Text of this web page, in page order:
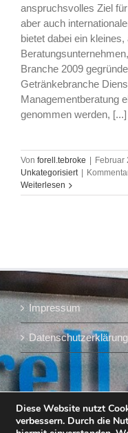
anspruchsvolles Ziel
aber auch
bietet dabei ein
Branche 2009
Getränkebranche
Managementberatung
genommen werden, [...]
Von forell.tebroke Februar
Unkategorisiert
Weiterlesen
Impressum
Datenschutzerklärung
Diese Website nutzt
verbessern. Durch die